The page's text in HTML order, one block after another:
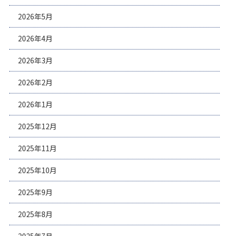
2026年5月
2026年4月
2026年3月
2026年2月
2026年1月
2025年12月
2025年11月
2025年10月
2025年9月
2025年8月